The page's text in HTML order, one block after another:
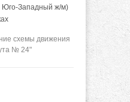
Юго-Западный ж/м)
схемы движения
№ 24"